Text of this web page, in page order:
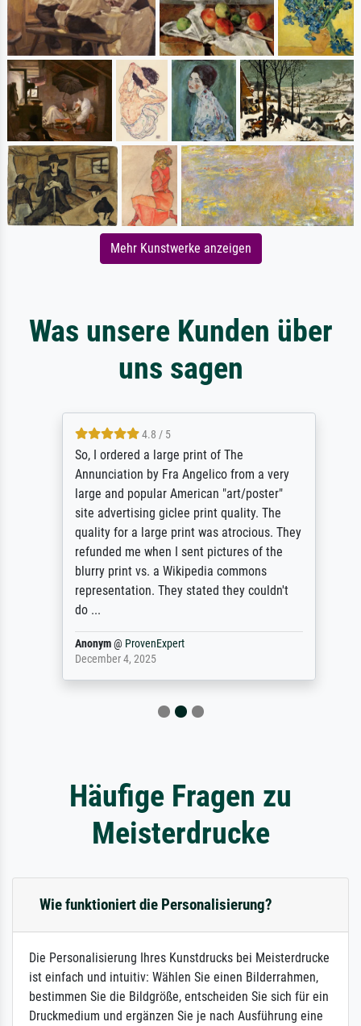
Mehr Kunstwerke anzeigen
Was unsere Kunden über
uns sagen
4.8 / 5
So, I ordered a large print of The
Annunciation by Fra Angelico from a very
large and popular American "art/poster"
site advertising giclee print quality. The
quality for a large print was atrocious. They
refunded me when I sent pictures of the
blurry print vs. a Wikipedia commons
representation. They stated they couldn't
do ...
Anonym@ProvenExpert
December 4, 2025
Häufige Fragen zu
Meisterdrucke
Wie funktioniert die Personalisierung?
Die Personalisierung Ihres Kunstdrucks bei Meisterdrucke
ist einfach und intuitiv: Wählen Sie einen Bilderrahmen,
bestimmen Sie die Bildgröße, entscheiden Sie sich für ein
Druckmedium und ergänzen Sie je nach Ausführung eine